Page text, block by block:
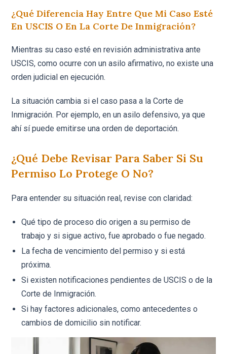
¿Qué Diferencia Hay Entre Que Mi Caso Esté
En USCIS O En La Corte De Inmigración?
Mientras su caso esté en revisión administrativa ante
USCIS, como ocurre con un asilo afirmativo, no existe una
orden judicial en ejecución.
La situación cambia si el caso pasa a la Corte de
Inmigración. Por ejemplo, en un asilo defensivo, ya que
ahí sí puede emitirse una orden de deportación.
¿Qué Debe Revisar Para Saber Si Su
Permiso Lo Protege O No?
Para entender su situación real, revise con claridad:
Qué tipo de proceso dio origen a su permiso de
trabajo y si sigue activo, fue aprobado o fue negado.
La fecha de vencimiento del permiso y si está
próxima.
Si existen notificaciones pendientes de USCIS o de la
Corte de Inmigración.
Si hay factores adicionales, como antecedentes o
cambios de domicilio sin notificar.